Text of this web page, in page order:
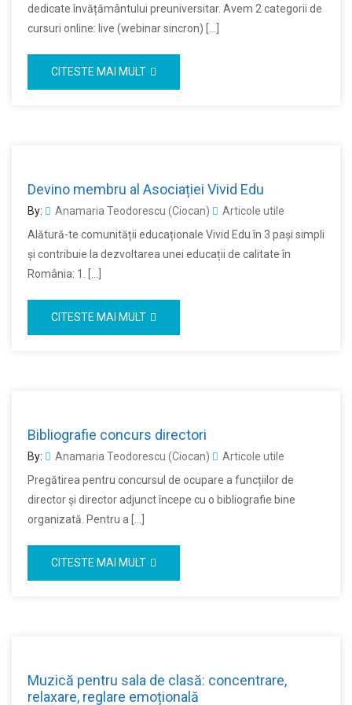
dedicate învățământului preuniversitar. Avem 2 categorii de
cursuri online: live (webinar sincron) […]
CITESTE MAI MULT
Devino membru al Asociației Vivid Edu
By: Anamaria Teodorescu (Ciocan)
Articole utile
Alătură-te comunității educaționale Vivid Edu în 3 pași simpli
și contribuie la dezvoltarea unei educații de calitate în
România: 1. […]
CITESTE MAI MULT
Bibliografie concurs directori
By: Anamaria Teodorescu (Ciocan)
Articole utile
Pregătirea pentru concursul de ocupare a funcțiilor de
director și director adjunct începe cu o bibliografie bine
organizată. Pentru a […]
CITESTE MAI MULT
Muzică pentru sala de clasă: concentrare,
relaxare, reglare emoțională